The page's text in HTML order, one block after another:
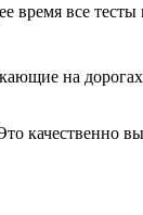
время все
на
качественно